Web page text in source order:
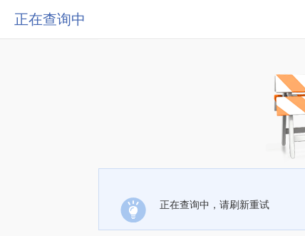
正在查询中
正在查询中，请刷新重试